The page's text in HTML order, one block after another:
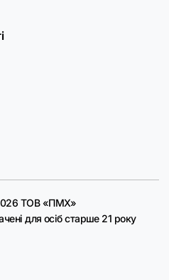
ТОВ «ПМХ»
для осіб старше 21 року